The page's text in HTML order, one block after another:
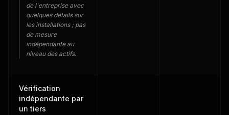
de l'entreprise avec
quelques détails sur
les installations ; pas
de mesure
indépendante au
niveau des actifs.
Vérification
indépendante par
un tiers